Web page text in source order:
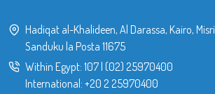
Hadiqat al-Khalideen, Al Darassa, Kairo, Misri.
Sanduku la Posta 11675
Within Egypt: 107| (02) 25970400
International: +20 2 25970400